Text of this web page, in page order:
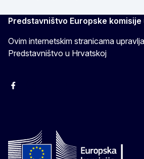
Predstavništvo Europske komisije
Ovim internetskim stranicama
Predstavništvo u Hrvatskoj
Facebook